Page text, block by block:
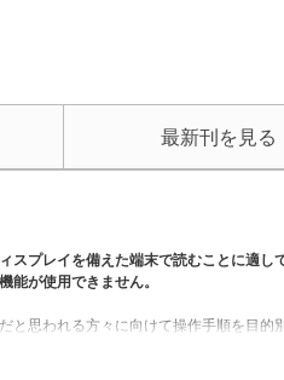
最新刊を見る
スプレイを備えた端末で読むことに適し
能が使用できません。
と思われる方々に向けて操作手順を目
分ぐらいでできるものばかり。パート1